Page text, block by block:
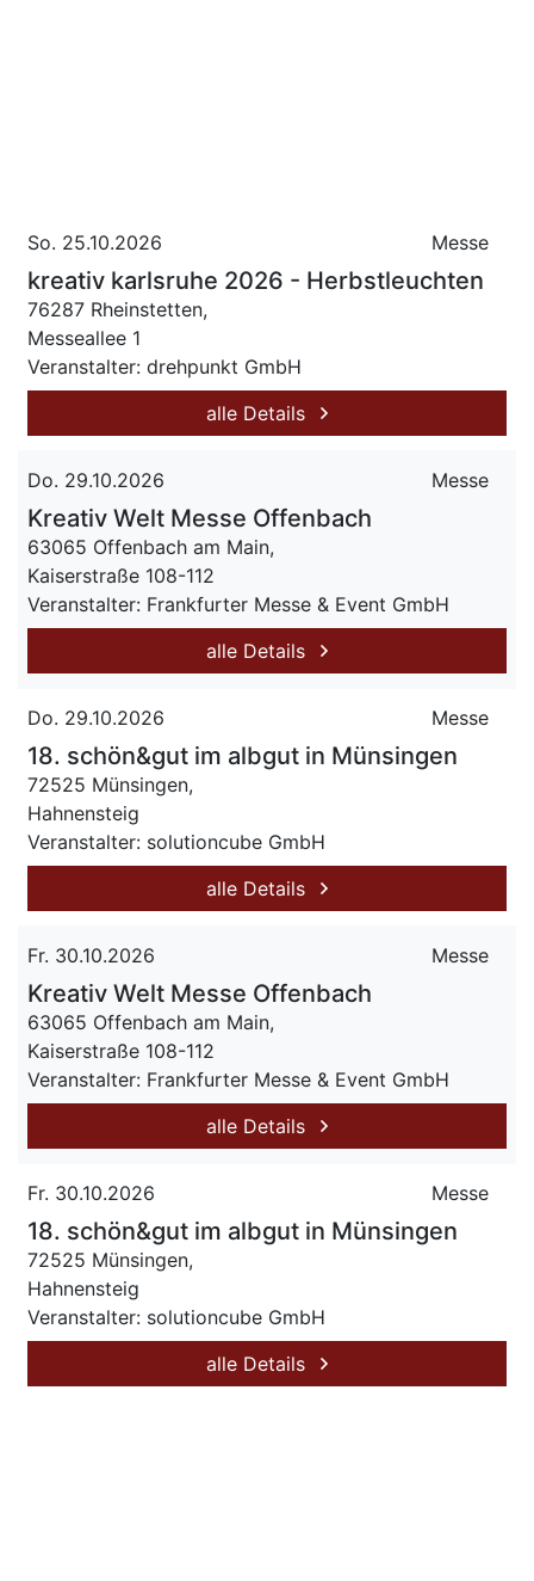
So. 25.10.2026 Messe
kreativ karlsruhe 2026 - Herbstleuchten
76287 Rheinstetten,
Messeallee 1
Veranstalter: drehpunkt GmbH
alle Details
Do. 29.10.2026 Messe
Kreativ Welt Messe Offenbach
63065 Offenbach am Main,
Kaiserstraße 108-112
Veranstalter: Frankfurter Messe & Event GmbH
alle Details
Do. 29.10.2026 Messe
18. schön&gut im albgut in Münsingen
72525 Münsingen,
Hahnensteig
Veranstalter: solutioncube GmbH
alle Details
Fr. 30.10.2026 Messe
Kreativ Welt Messe Offenbach
63065 Offenbach am Main,
Kaiserstraße 108-112
Veranstalter: Frankfurter Messe & Event GmbH
alle Details
Fr. 30.10.2026 Messe
18. schön&gut im albgut in Münsingen
72525 Münsingen,
Hahnensteig
Veranstalter: solutioncube GmbH
alle Details